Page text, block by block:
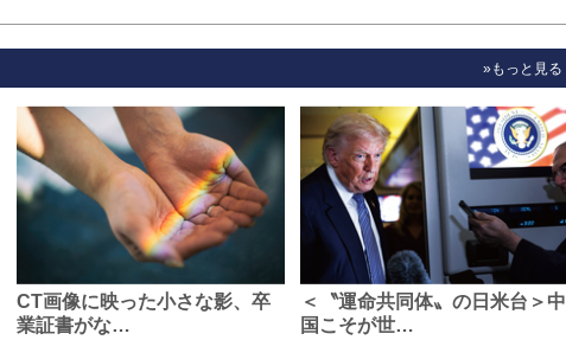
»もっと見る
CT画像に映った小さな影、卒
業証書がな…
＜〝運命共同体〟の日米台＞中
国こそが世…